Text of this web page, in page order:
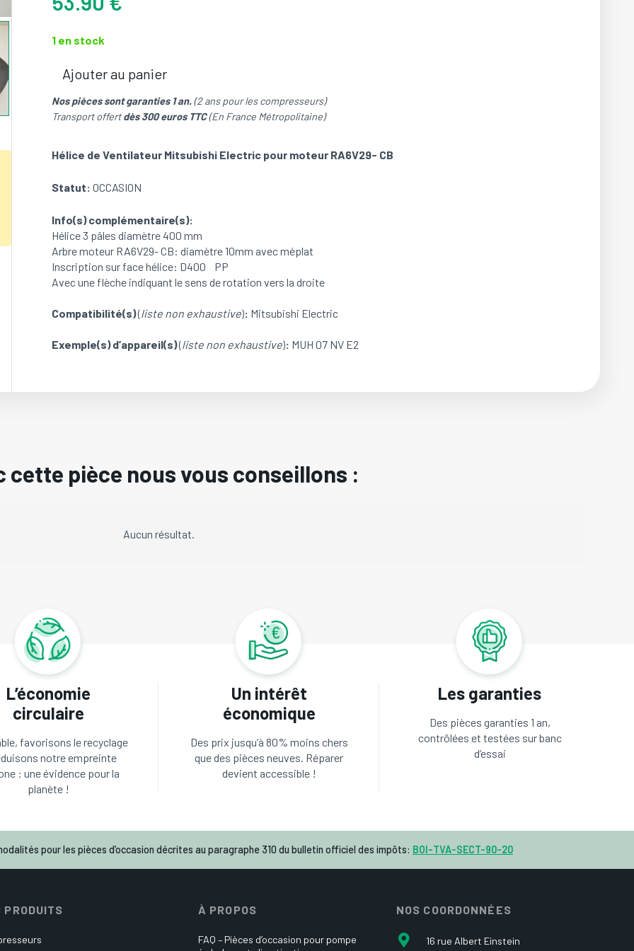
1 en stock
quantité
de
Hélice
Mitsubishi
pour
RA6V29-
CB
(OCCASION)
Ajouter au panier
Nos pièces sont garanties 1 an.(2 ans pour les compresseurs)
Transport offertdès 300 euros TTC(En France Métropolitaine)
Hélice de Ventilateur Mitsubishi Electric pour moteur RA6V29- CB
Statut: OCCASION
Info(s) complémentaire(s):
Hélice 3 pâles diamètre 400 mm
Arbre moteur RA6V29- CB: diamètre 10mm avec méplat
Inscription sur face hélice: D400 PP
Avec une flèche indiquant le sens de rotation vers la droite
Compatibilité(s)(liste non exhaustive): Mitsubishi Electric
Exemple(s) d’appareil(s)(liste non exhaustive): MUH 07 NV E2
cette pièce nous vous conseillons :
Aucun résultat.
L’économie
circulaire
favorisons le recyclage
notre empreinte
: une évidence pour la
planète !
Un intérêt
économique
Des prix jusqu’à 80% moins chers
que des pièces neuves. Réparer
devient accessible !
Les garanties
Des pièces garanties 1 an,
contrôlées et testées sur banc
d’essai
pour les pièces d’occasion décrites au paragraphe 310 du bulletin officiel des impôts: BOI-TVA-SECT-90-20
PRODUITS À PROPOS
FAQ – Pièces d’occasion pour pompe
NOS COORDONNÉES
16 rue Albert Einstein